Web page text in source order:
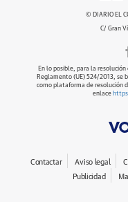
© DIARIO EL
C/ Gran
En lo posible, para la
Reglamento (UE) 524/2013, se
como plataforma de resolución
enlace
Contactar Aviso legal
Publicidad